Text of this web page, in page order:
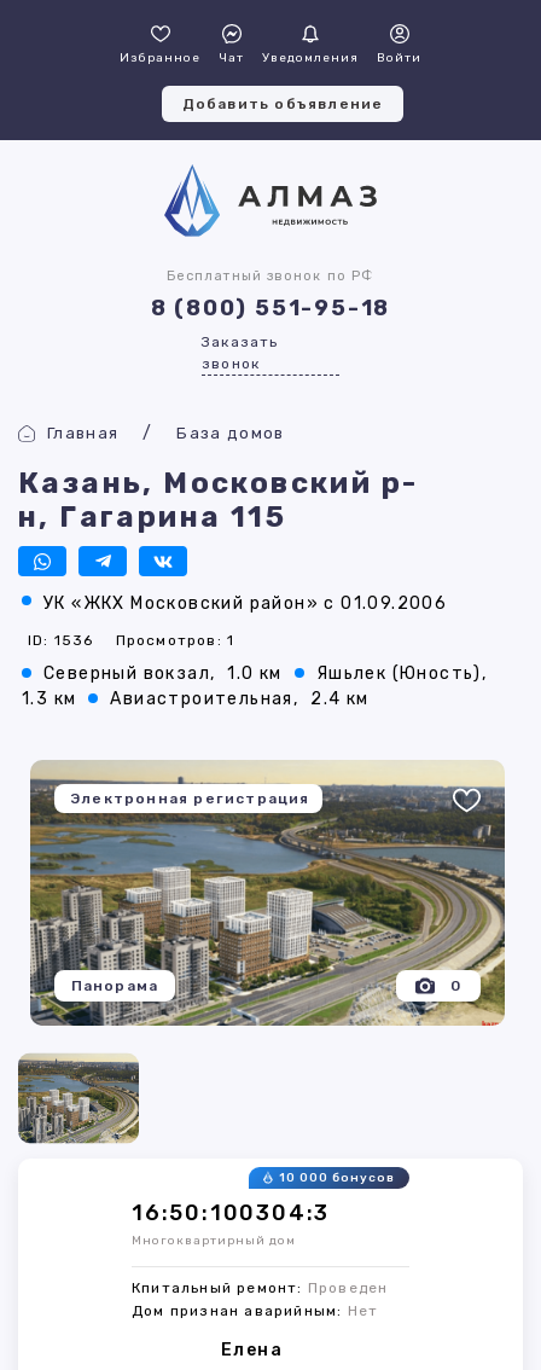
Избранное Чат Уведомления Войти
Добавить объявление
Бесплатный звонок по РФ
8 (800) 551-95-18
Заказать
звонок
Главная База домов
Казань, Московский р-
н, Гагарина 115
УК «ЖКХ Московский район» с 01.09.2006
ID: 1536 Просмотров: 1
Северный вокзал, 1.0 км
Яшьлек (Юность),
1.3 км
Авиастроительная, 2.4 км
Электронная регистрация
0
Панорама
16:50:100304:3
10 000 бонусов
Многоквартирный дом
Кпитальный ремонт: Проведен
Дом признан аварийным: Нет
Елена